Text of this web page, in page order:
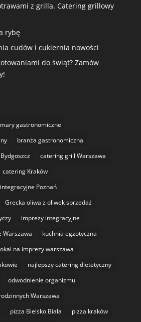
z grilla. Catering grillowy
rybę
cudów i cukiernia nowości
do świąt? Zamów
gastronomiczne
branża gastronomiczna
catering grill Warszawa
catering Kraków
Poznań
Grecka oliwa z oliwek sprzedaż
imprezy integracyjne
Warszawa
kuchnia egzotyczna
na imprezy warszawa
najlepszy catering dietetyczny
odwodnienie organizmu
Warszawa
pizza Bielsko Biała
pizza kraków